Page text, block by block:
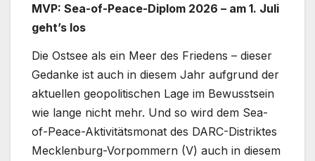
MVP: Sea-of-Peace-Diplom 2026 – am 1. Juli
geht’s los
Die Ostsee als ein Meer des Friedens – dieser
Gedanke ist auch in diesem Jahr aufgrund der
aktuellen geopolitischen Lage im Bewusstsein
wie lange nicht mehr. Und so wird dem Sea-
of-Peace-Aktivitätsmonat des DARC-Distriktes
Mecklenburg-Vorpommern (V) auch in diesem